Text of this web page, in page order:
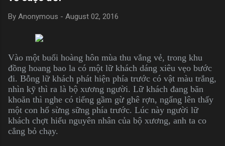
By Anonymous - August 02, 2016
Vào một buổi hoàng hôn mùa thu vắng vẻ, trong khu
đồng hoang bao la có một lữ khách dáng xiêu vẹo bước
đi. Bỗng lữ khách phát hiện phía trước có vật màu trắng,
nhìn kỹ thì ra là bộ xương người. Lữ khách đang băn
khoăn thì nghe có tiếng gầm gừ ghê rợn, ngẩng lên thấy
một con hổ sừng sững phía trước. Lúc này người lữ
khách chợt hiểu nguyên nhân của bộ xương, anh ta co
cẳng bỏ chạy.